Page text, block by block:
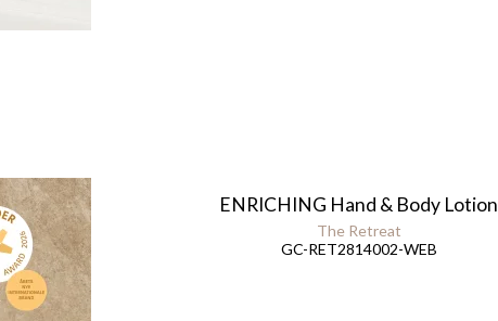
ENRICHING Hand & Body Lotion
The Retreat
GC-RET2814002-WEB